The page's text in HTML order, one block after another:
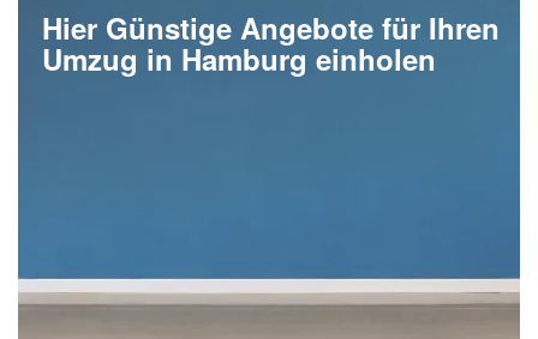
Hier Günstige Angebote für Ihren
Umzug in Hamburg einholen